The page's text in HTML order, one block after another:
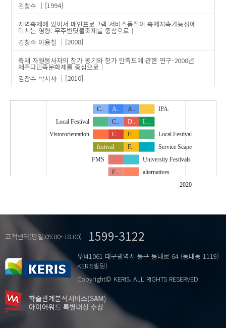
김창수
[1994]
지역축제에 있어서 메인프로그램 서비스품질이 축제지속가능성에
미치는 영향: 무주반딧불축제를 중심으로
김창수 이용철
[2008]
축제 자원봉사자의 참가 동기와 참가 만족도에 관한 연구-2008년
제주다민족문화제를 중심으로
김창수 박시사 [2010]
2020
A..
A..
C..
C..
C..
D..
FMS
F..
F..
F..
IPA.
I…
Local Festival
Local Festival
RDF
Retrieval System
Service Scape
University Festivals
Vaccination Coverage
Vistororientation
alternatives
data center
festival
semantic web
team performance
고객센터(평일:09:00~18:00) 1599-3122
우)41061 대구광역시 동구 동내로 64 (동내동 1119)
KERIS빌딩)
Copyright© KERIS. ALL RIGHTS RESERVED